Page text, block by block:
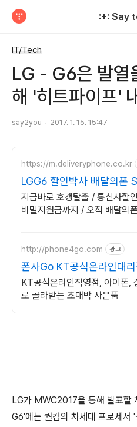
:+: Say
IT/Tech
LG - G6은 발열
해 '히트파이프'
say2you 2017. 1. 15. 15:47
https://m.deliveryphone.co.kr
LGG6 할인박사 배달의폰
밀지원금!
지금바로 호갱탈출 / 통신사할
비밀지원금까지 / 오직 배달의폰
http://phone4go.com 광고
폰사Go KT공식온라인대리
KT공식온라인직영점, 아이폰,
로 골라받는 초대박 사은품
LG가 MWC2017을 통해 발표할
G6'에는 퀄컴의 차세대 프로세서